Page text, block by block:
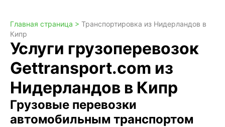
Главная страница > Транспортировка из Нидерландов в
Кипр
Услуги грузоперевозок
Gettransport.com из
Нидерландов в Кипр
Грузовые перевозки
автомобильным транспортом